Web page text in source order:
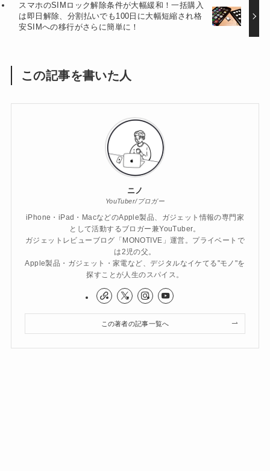
スマホのSIMロック解除条件が大幅緩和！一括購入
は即日解除、分割払いでも100日に大幅短縮され格
安SIMへの移行がさらに簡単に！
この記事を書いた人
ニノ
YouTuber/ブロガー
iPhone・iPad・MacなどのApple製品、ガジェット情報の専門家
として活動するブロガー兼YouTuber。
ガジェットレビューブログ「MONOTIVE」運営。プライベートで
は2児の父。
Apple製品・ガジェット・家電など、デジタルなイケてる"モノ"を
探すことが人生のスパイス。
この著者の記事一覧へ